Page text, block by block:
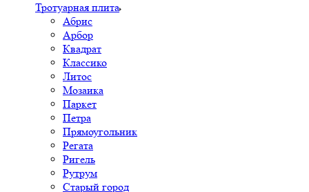
Тротуарная плита
Абрис
Арбор
Квадрат
Классико
Литос
Мозаика
Паркет
Петра
Прямоугольник
Регата
Ригель
Рутрум
Старый город